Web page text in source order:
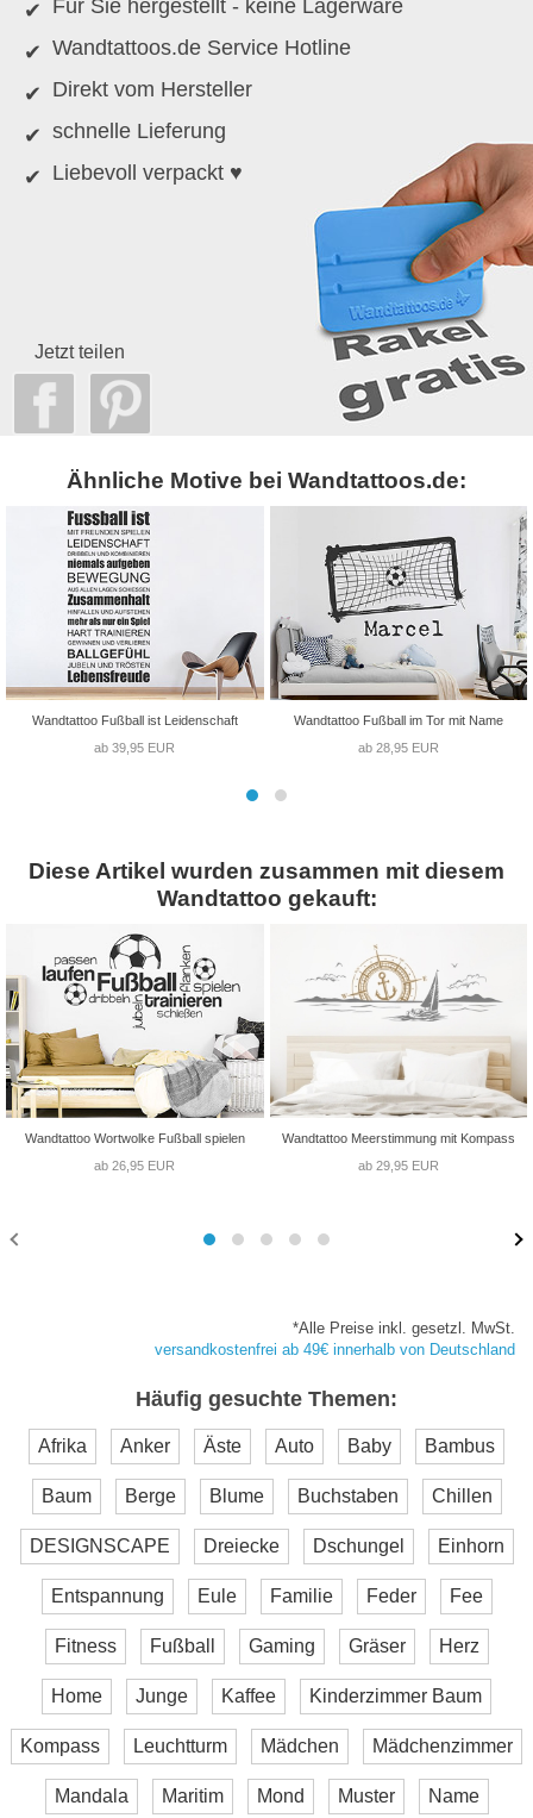
Für Sie hergestellt - keine Lagerware
Wandtattoos.de Service Hotline
Direkt vom Hersteller
schnelle Lieferung
Liebevoll verpackt ♥
Jetzt teilen
Ähnliche Motive bei Wandtattoos.de:
Wandtattoo Fußball ist Leidenschaft
ab 39,95 EUR
Wandtattoo Fußball im Tor mit Name
ab 28,95 EUR
Diese Artikel wurden zusammen mit diesem
Wandtattoo gekauft:
Wandtattoo Wortwolke Fußball spielen
ab 26,95 EUR
Wandtattoo Meerstimmung mit Kompass
ab 29,95 EUR
*Alle Preise inkl. gesetzl. MwSt.
versandkostenfrei ab 49€ innerhalb von Deutschland
Häufig gesuchte Themen:
Afrika Anker Äste Auto Baby Bambus
Baum Berge Blume Buchstaben Chillen
DESIGNSCAPE Dreiecke Dschungel Einhorn
Entspannung Eule Familie Feder Fee
Fitness Fußball Gaming Gräser Herz
Home Junge Kaffee Kinderzimmer Baum
Kompass Leuchtturm Mädchen Mädchenzimmer
Mandala Maritim Mond Muster Name